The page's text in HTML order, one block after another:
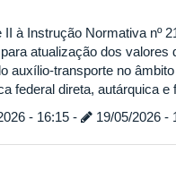
à Instrução Normativa nº
atualização dos valores
auxílio-transporte no
federal direta, autárquica e
- 16:15 - 19/05/2026 -